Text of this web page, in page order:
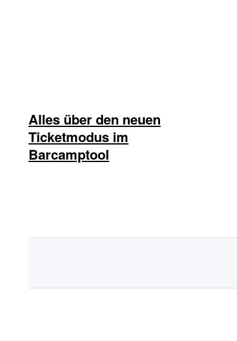
Alles über den neuen
Ticketmodus im
Barcamptool